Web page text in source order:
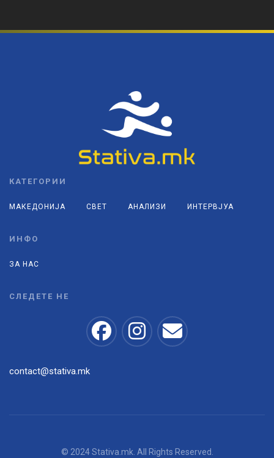
КАТЕГОРИИ
МАКЕДОНИЈА СВЕТ АНАЛИЗИ ИНТЕРВЈУА
ИНФО
ЗА НАС
СЛЕДЕТЕ НЕ
contact@stativa.mk
© 2024 Stativa.mk. All Rights Reserved.